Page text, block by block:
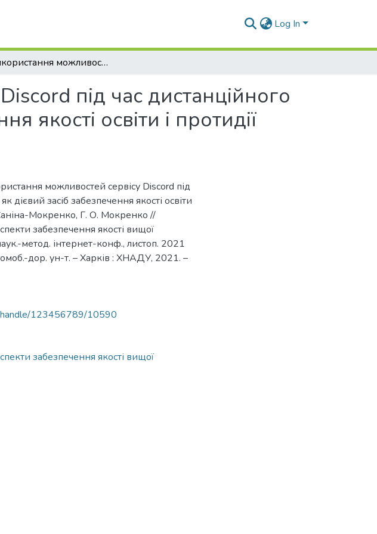
Log In
Використання можливостей сервісу Discord під час дистанційного навчання, як дієвий засіб забезпечення якості освіти і протидії пранкерам
під час дистанційного
якості освіти і протидії
можливостей сервісу Discord під
дієвий засіб забезпечення якості освіти
Мокренко, Г. О. Мокренко //
забезпечення якості вищої
метод. інтернет-конф., листоп. 2021
дор. ун-т. – Харків : ХНАДУ, 2021. –
handle/123456789/10590
забезпечення якості вищої